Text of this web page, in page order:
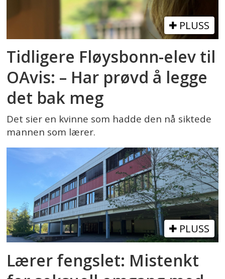
PLUSS
Tidligere Fløysbonn-elev til
OAvis: – Har prøvd å legge
det bak meg
Det sier en kvinne som hadde den nå siktede
mannen som lærer.
PLUSS
Lærer fengslet: Mistenkt